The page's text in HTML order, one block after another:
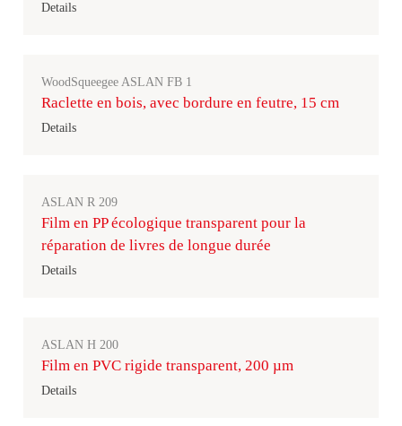
Details
WoodSqueegee ASLAN FB 1
Raclette en bois, avec bordure en feutre, 15 cm
Details
ASLAN R 209
Film en PP écologique transparent pour la
réparation de livres de longue durée
Details
ASLAN H 200
Film en PVC rigide transparent, 200 µm
Details